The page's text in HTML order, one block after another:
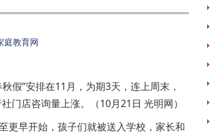
庭教育网
假”安排在11月，为期3天，连上周末，
门店咨询量上涨。（10月21日 光明网）
更早开始，孩子们就被送入学校，家长和